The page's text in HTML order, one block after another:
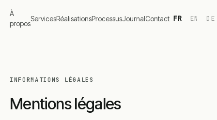
À
propos
ServicesRéalisationsProcessusJournalContact FR EN DE
INFORMATIONS LÉGALES
Mentions légales